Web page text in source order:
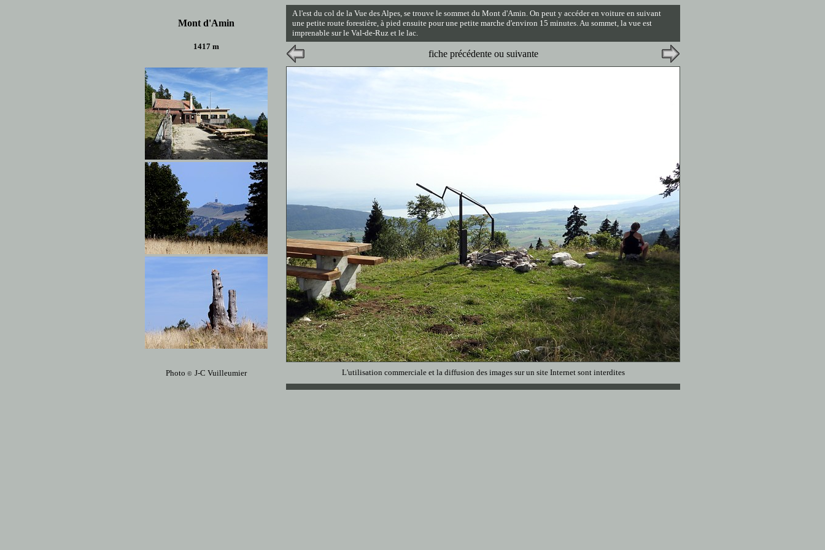
Mont d'Amin
A l'est du col de la Vue des Alpes, se trouve le sommet du Mont d'Amin. On peut y accéder en voiture en suivant
une petite route forestière, à pied ensuite pour une petite marche d'environ 15 minutes. Au sommet, la vue est
imprenable sur le Val-de-Ruz et le lac.
1417 m
fiche précédente ou suivante
Photo © J-C Vuilleumier L'utilisation commerciale et la diffusion des images sur un site Internet sont interdites